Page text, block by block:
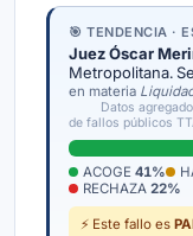
🎯 TENDENCIA ·
Juez Óscar
Metropolitana.
en materia
Datos
de fallos públicos
ACOGE 41%
RECHAZA 22%
⚡ Este fallo es